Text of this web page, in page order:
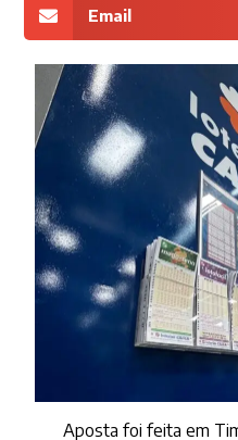
Email
Aposta foi feita em